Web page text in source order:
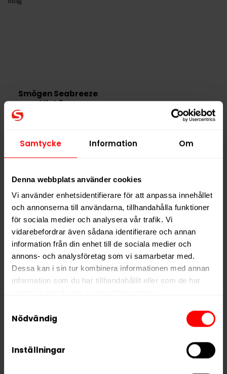
Samtycke Information Om
Denna webbplats använder cookies
Vi använder enhetsidentifierare för att anpassa innehållet
och annonserna till användarna, tillhandahålla funktioner
för sociala medier och analysera vår trafik. Vi
vidarebefordrar även sådana identifierare och annan
information från din enhet till de sociala medier och
annons- och analysföretag som vi samarbetar med.
Dessa kan i sin tur kombinera informationen med annan
information som du har tillhandahållit eller som de har
We work with
who may receive and
Nödvändig
Inställningar
Smögen Seabreeze
Mint 8mg
38,99 kr /dosa
KÖP
Produkterna tillverkas i Sverige och kombinerar
helvita portioner medmoderna smakprofiler och
en genomarbetad design. Fokus ligger på
välbalanserade smaker och en jämn
nikotinupplevelse, där inspirationen från havet och
HosSnusstocken
hittar du Smögensnus för dig som
identitet och smaker inspirerade av den bohuslänska
naturen. Varumärket kombinerar tradition och